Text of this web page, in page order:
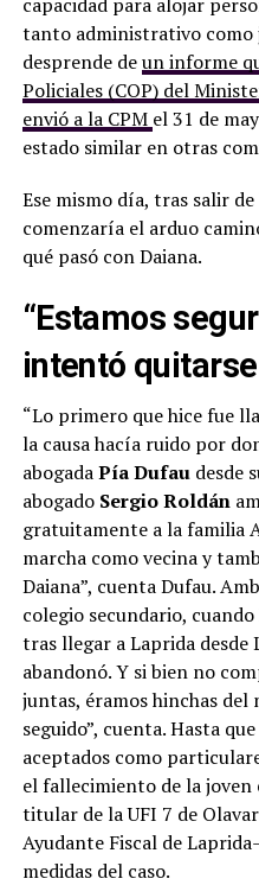
tanto administrativo como
desprende deun informe
Policiales (COP) del
envió a la CPM el 31 de
estado similar en otras
Ese mismo día, tras salir
comenzaría el arduo
qué pasó con Daiana.
“Estamos
intentó
“Lo primero que hice fue
la causa hacía ruido por
abogadaPía Dufaudesde
abogado Sergio Roldán
gratuitamente a la familia
marcha como vecina y
Daiana”, cuenta Dufau.
colegio secundario,
tras llegar a Laprida desde
abandonó. Y si bien no
juntas, éramos hinchas del
seguido”, cuenta. Hasta
aceptados como
el fallecimiento de la joven
titular de la UFI 7 de
Ayudante Fiscal de
medidas del caso.